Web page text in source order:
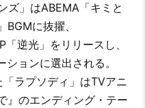
ズ」はABEMA「キミと
に抜擢、
逆光」をリリースし、
ョンに選出される。
ラプソディ」はTVアニ
』のエンディング・テー